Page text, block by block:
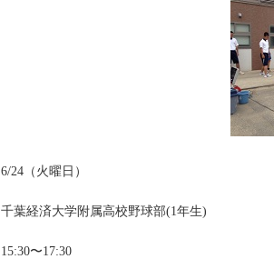
6/24（火曜日）
千葉経済大学附属高校野球部(1年生)
15:30〜17:30